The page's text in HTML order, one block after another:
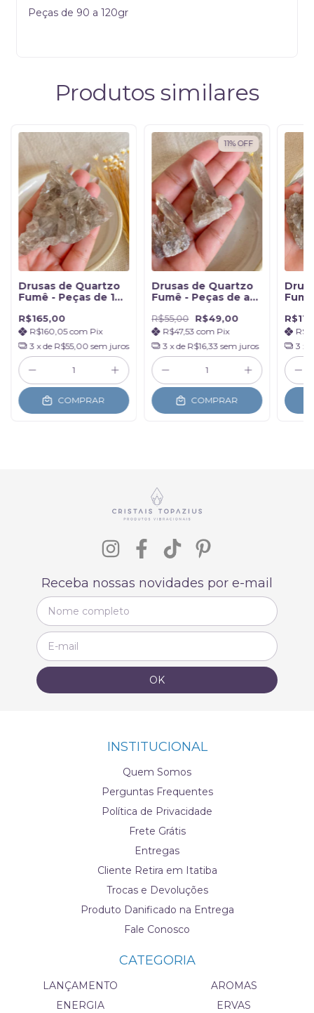
Peças de 90 a 120gr
Produtos similares
Drusas de Quartzo
Fumê - Peças de 101
R$165,00
R$160,05com Pix
3 x de R$55,00 sem juros
COMPRAR
11%OFF
Drusas de Quartzo
Fumê - Peças de até
R$55,00 R$49,00
R$47,53com Pix
3 x de R$16,33 sem juros
COMPRAR
3 x
Receba nossas novidades por e-mail
INSTITUCIONAL
Quem Somos
Perguntas Frequentes
Política de Privacidade
Frete Grátis
Entregas
Cliente Retira em Itatiba
Trocas e Devoluções
Produto Danificado na Entrega
Fale Conosco
CATEGORIA
LANÇAMENTO
ENERGIA
AROMAS
ERVAS